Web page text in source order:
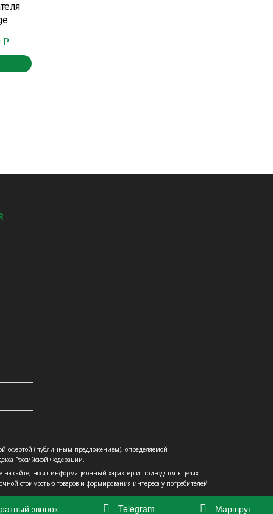
Р
офертой (публичным предложением), определяемой
Российской Федерации.
на сайте, носят информационный характер и приводятся в целях
стоимостью товаров и формирования интереса у потребителей
звонок Telegram Маршрут